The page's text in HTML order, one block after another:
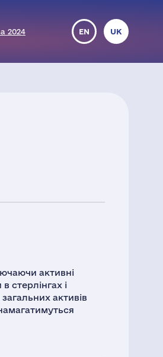
2024 EN UK
активні
стерлінгах і
активів